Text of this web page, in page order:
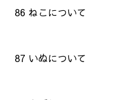
86 ねこについて
87 いぬについて